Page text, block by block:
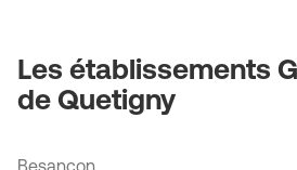
Les établissements
de Quetigny
Besançon